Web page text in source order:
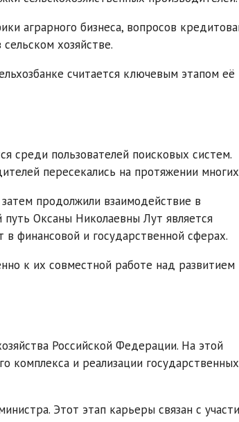
аграрного бизнеса, вопросов
хозяйстве.
считается ключевым этапом её
среди пользователей поисковых систем.
пересекались на протяжении
продолжили взаимодействие в
Оксаны Николаевны Лут является
финансовой и государственной сферах.
к их совместной работе над развитием
Российской Федерации. На этой
комплекса и реализации государственных
Этот этап карьеры связан с